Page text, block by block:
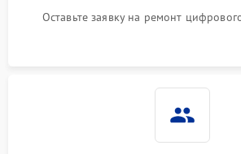
Оставьте заявку на ремонт